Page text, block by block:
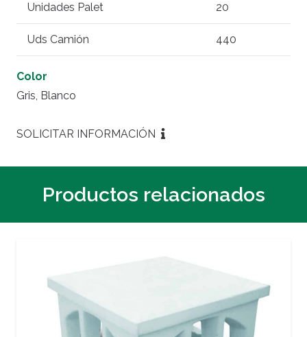
Unidades Palet 20
Uds Camión 440
Color
Gris, Blanco
SOLICITAR INFORMACIÓN
Productos relacionados